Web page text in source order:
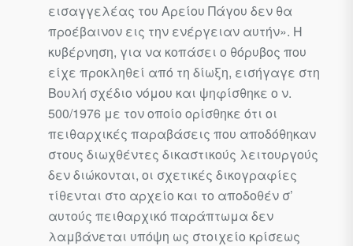
εισαγγελέας του Αρείου Πάγου δεν θα
προέβαινον εις την ενέργειαν αυτήν». Η
κυβέρνηση, για να κοπάσει ο θόρυβος που
είχε προκληθεί από τη δίωξη, εισήγαγε στη
Βουλή σχέδιο νόμου και ψηφίσθηκε ο ν.
500/1976 με τον οποίο ορίσθηκε ότι οι
πειθαρχικές παραβάσεις που αποδόθηκαν
στους διωχθέντες δικαστικούς λειτουρ­γούς
δεν διώκονται, οι σχετικές δικογραφίες
τίθενται στο αρχείο και το αποδοθέν σ’
αυτούς πειθαρχικό παράπτωμα δεν
λαμβάνεται υπόψη ως στοιχείο κρίσεως